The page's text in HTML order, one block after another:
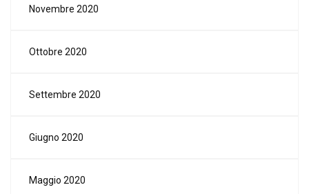
Novembre 2020
Ottobre 2020
Settembre 2020
Giugno 2020
Maggio 2020